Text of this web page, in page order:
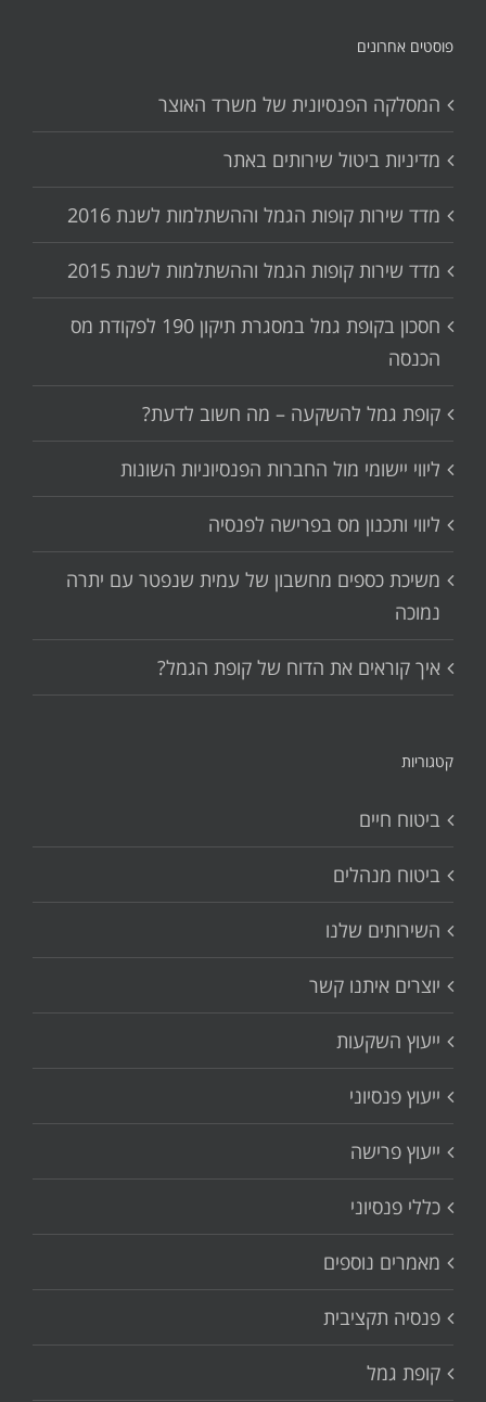
פוסטים אחרונים
המסלקה הפנסיונית של משרד האוצר
מדיניות ביטול שירותים באתר
מדד שירות קופות הגמל וההשתלמות לשנת 2016
מדד שירות קופות הגמל וההשתלמות לשנת 2015
חסכון בקופת גמל במסגרת תיקון 190 לפקודת מס
הכנסה
קופת גמל להשקעה – מה חשוב לדעת?
ליווי יישומי מול החברות הפנסיוניות השונות
ליווי ותכנון מס בפרישה לפנסיה
משיכת כספים מחשבון של עמית שנפטר עם יתרה
נמוכה
איך קוראים את הדוח של קופת הגמל?
קטגוריות
ביטוח חיים
ביטוח מנהלים
השירותים שלנו
יוצרים איתנו קשר
ייעוץ השקעות
ייעוץ פנסיוני
ייעוץ פרישה
כללי פנסיוני
מאמרים נוספים
פנסיה תקציבית
קופת גמל